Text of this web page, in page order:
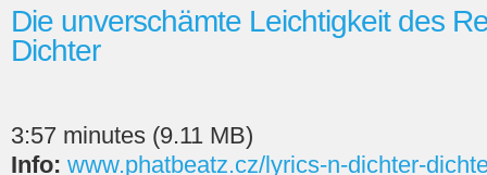
Die unverschämte Leichtigkeit des
Dichter
3:57 minutes (9.11 MB)
Info: www.phatbeatz.cz/lyrics-n-dichter-